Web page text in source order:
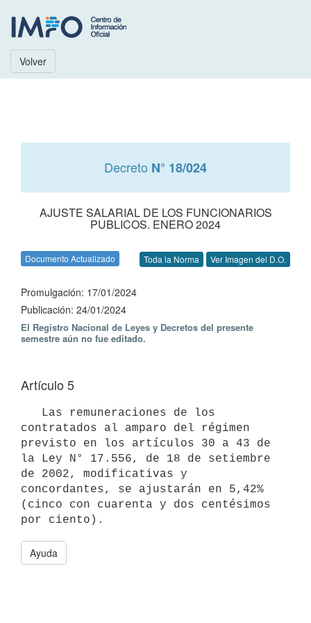
Volver
Decreto N° 18/024
AJUSTE SALARIAL DE LOS FUNCIONARIOS
PUBLICOS. ENERO 2024
Documento Actualizado Toda la Norma Ver Imagen del D.O.
Promulgación: 17/01/2024
Publicación: 24/01/2024
El Registro Nacional de Leyes y Decretos del presente
semestre aún no fue editado.
Artículo 5
contratados al amparo del régimen
previsto en los artículos 30 a 43 de
la Ley N° 17.556, de 18 de setiembre
de 2002, modificativas y
concordantes, se ajustarán en 5,42%
(cinco con cuarenta y dos centésimos
Ayuda